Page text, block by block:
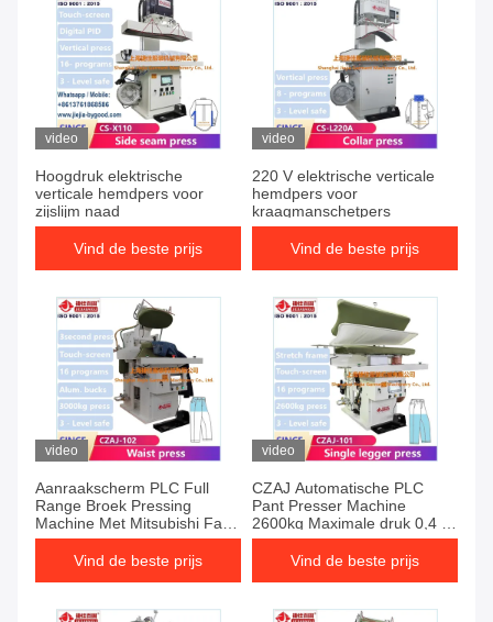
video
Hoogdruk elektrische
verticale hemdpers voor
zijslijm naad
Vind de beste prijs
video
220 V elektrische verticale
hemdpers voor
kraagmanschetpers
Vind de beste prijs
video
Aanraakscherm PLC Full
Range Broek Pressing
Machine Met Mitsubishi Fast
High Pressure
Vind de beste prijs
video
CZAJ Automatische PLC
Pant Presser Machine
2600kg Maximale druk 0,4 -
0,6MPa Stoom
Vind de beste prijs